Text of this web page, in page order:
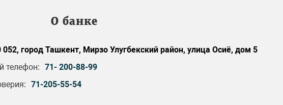
О банке
052, город Ташкент, Мирзо Улугбекский район, улица Осиё, дом 5
телефон: 71- 200-88-99
71-205-55-54